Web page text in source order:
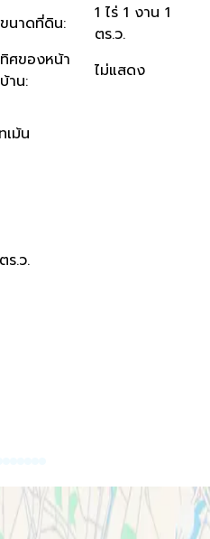
ขนาดที่ดิน:
1 ไร่ 1 งาน 1
ตร.ว.
ทิศของหน้า
บ้าน:
ไม่แสดง
ม้น
ร.ว.